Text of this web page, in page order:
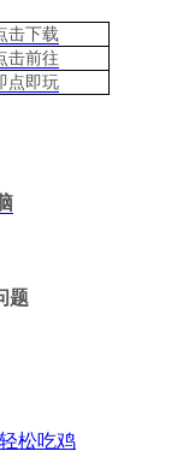
击下载
击前往
点即玩
题
松吃鸡